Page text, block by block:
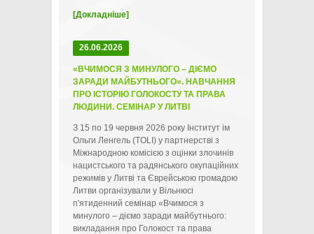
[Докладніше]
26.06.2026
«ВЧИМОСЯ З МИНУЛОГО – ДІЄМО
ЗАРАДИ МАЙБУТНЬОГО». НАВЧАННЯ
ПРО ІСТОРІЮ ГОЛОКОСТУ ТА ПРАВА
ЛЮДИНИ. СЕМІНАР У ЛИТВІ
З 15 по 19 червня 2026 року Інститут ім
Ольги Ленгель (TOLI) у партнерстві з
Міжнародною комісією з оцінки злочинів
нацистського та радянського окупаційних
режимів у Литві та Єврейською громадою
Литви організували у Вільнюсі
п'ятиденний семінар «Вчимося з
минулого – діємо заради майбутнього:
викладання про Голокост та права